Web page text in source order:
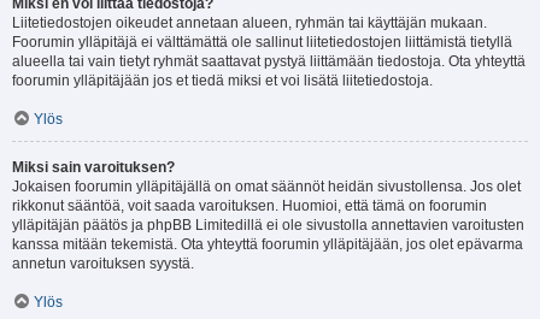
Miksi en voi liittää tiedostoja?
Liitetiedostojen oikeudet annetaan alueen, ryhmän tai käyttäjän mukaan.
Foorumin ylläpitäjä ei välttämättä ole sallinut liitetiedostojen liittämistä tietyllä
alueella tai vain tietyt ryhmät saattavat pystyä liittämään tiedostoja. Ota yhteyttä
foorumin ylläpitäjään jos et tiedä miksi et voi lisätä liitetiedostoja.
Ylös
Miksi sain varoituksen?
Jokaisen foorumin ylläpitäjällä on omat säännöt heidän sivustollensa. Jos olet
rikkonut sääntöä, voit saada varoituksen. Huomioi, että tämä on foorumin
ylläpitäjän päätös ja phpBB Limitedillä ei ole sivustolla annettavien varoitusten
kanssa mitään tekemistä. Ota yhteyttä foorumin ylläpitäjään, jos olet epävarma
annetun varoituksen syystä.
Ylös